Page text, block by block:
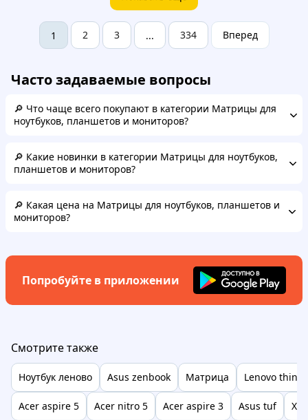
1 2 3 ... 334 Вперед
Часто задаваемые вопросы
🔎 Что чаще всего покупают в категории Матрицы для
ноутбуков, планшетов и мониторов?
🔎 Какие новинки в категории Матрицы для ноутбуков,
планшетов и мониторов?
🔎 Какая цена на Матрицы для ноутбуков, планшетов и
мониторов?
Попробуйте в приложении
Смотрите также
Ноутбук леново Asus zenbook Матрица Lenovo
Acer aspire 5 Acer nitro 5 Acer aspire 3 Asus tuf X